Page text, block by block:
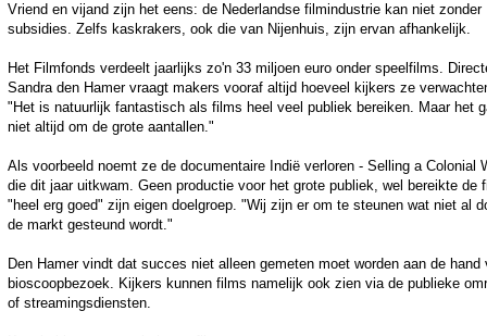
Vriend en vijand zijn het eens: de Nederlandse filmindustrie kan niet zonder
subsidies. Zelfs kaskrakers, ook die van Nijenhuis, zijn ervan afhankelijk.
Het Filmfonds verdeelt jaarlijks zo'n 33 miljoen euro onder speelfilms.
Sandra den Hamer vraagt makers vooraf altijd hoeveel kijkers ze
"Het is natuurlijk fantastisch als films heel veel publiek bereiken. Maar het
niet altijd om de grote aantallen."
Als voorbeeld noemt ze de documentaire Indië verloren - Selling a Colonial
die dit jaar uitkwam. Geen productie voor het grote publiek, wel bereikte de
"heel erg goed" zijn eigen doelgroep. "Wij zijn er om te steunen wat niet al
de markt gesteund wordt."
Den Hamer vindt dat succes niet alleen gemeten moet worden aan de hand
bioscoopbezoek. Kijkers kunnen films namelijk ook zien via de publieke
of streamingsdiensten.